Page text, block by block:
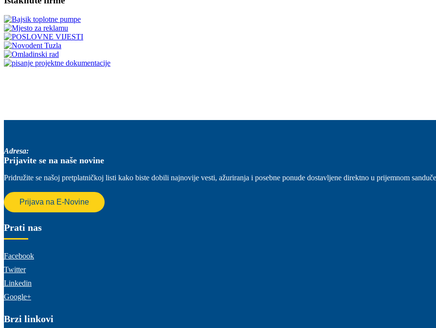
Adresa:
Prijavite se na naše novine
Pridružite se našoj pretplatničkoj listi kako biste dobili najnovije vesti, ažuriranja i posebne ponude dostavljene direktno u prijemnom
Prijava na E-Novine
Prati nas
Facebook
Twitter
Linkedin
Google+
Brzi linkovi